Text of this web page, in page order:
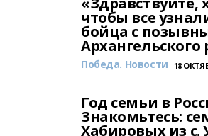
чтобы все
бойца с
Победа. Новости 18
Год семьи в
Знакомьтесь:
Хабировых из с.